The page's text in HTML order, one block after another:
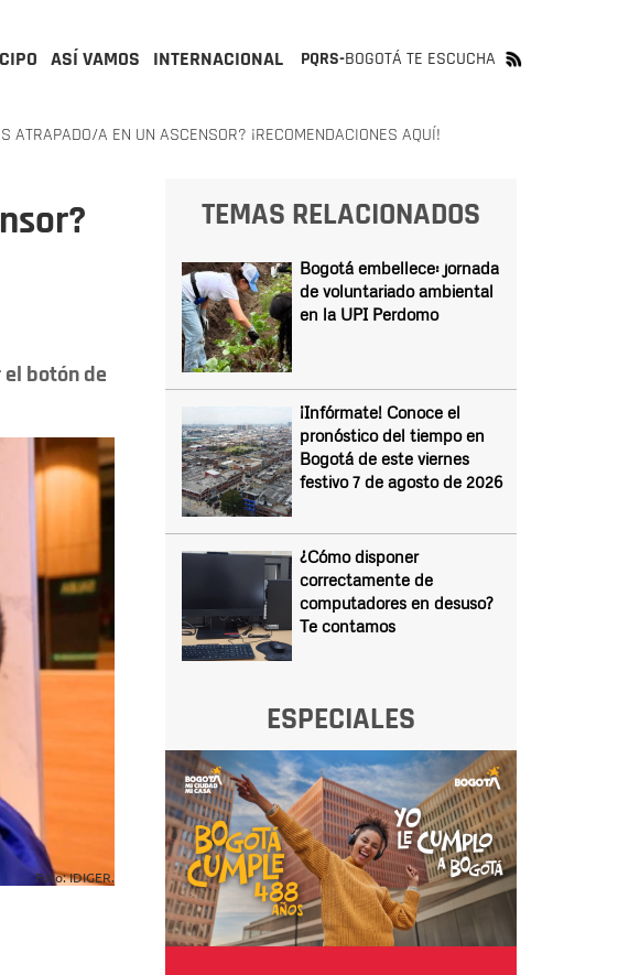
ASÍ VAMOS INTERNACIONAL PQRS-BOGOTÁ TE ESCUCHA
ATRAPADO/A EN UN ASCENSOR? ¡RECOMENDACIONES AQUÍ!
el botón de
Foto: IDIGER.
TEMAS RELACIONADOS
Bogotá embellece: jornada
de voluntariado ambiental
en la UPI Perdomo
¡Infórmate! Conoce el
pronóstico del tiempo en
Bogotá de este viernes
festivo 7 de agosto de 2026
¿Cómo disponer
correctamente de
computadores en desuso?
Te contamos
ESPECIALES